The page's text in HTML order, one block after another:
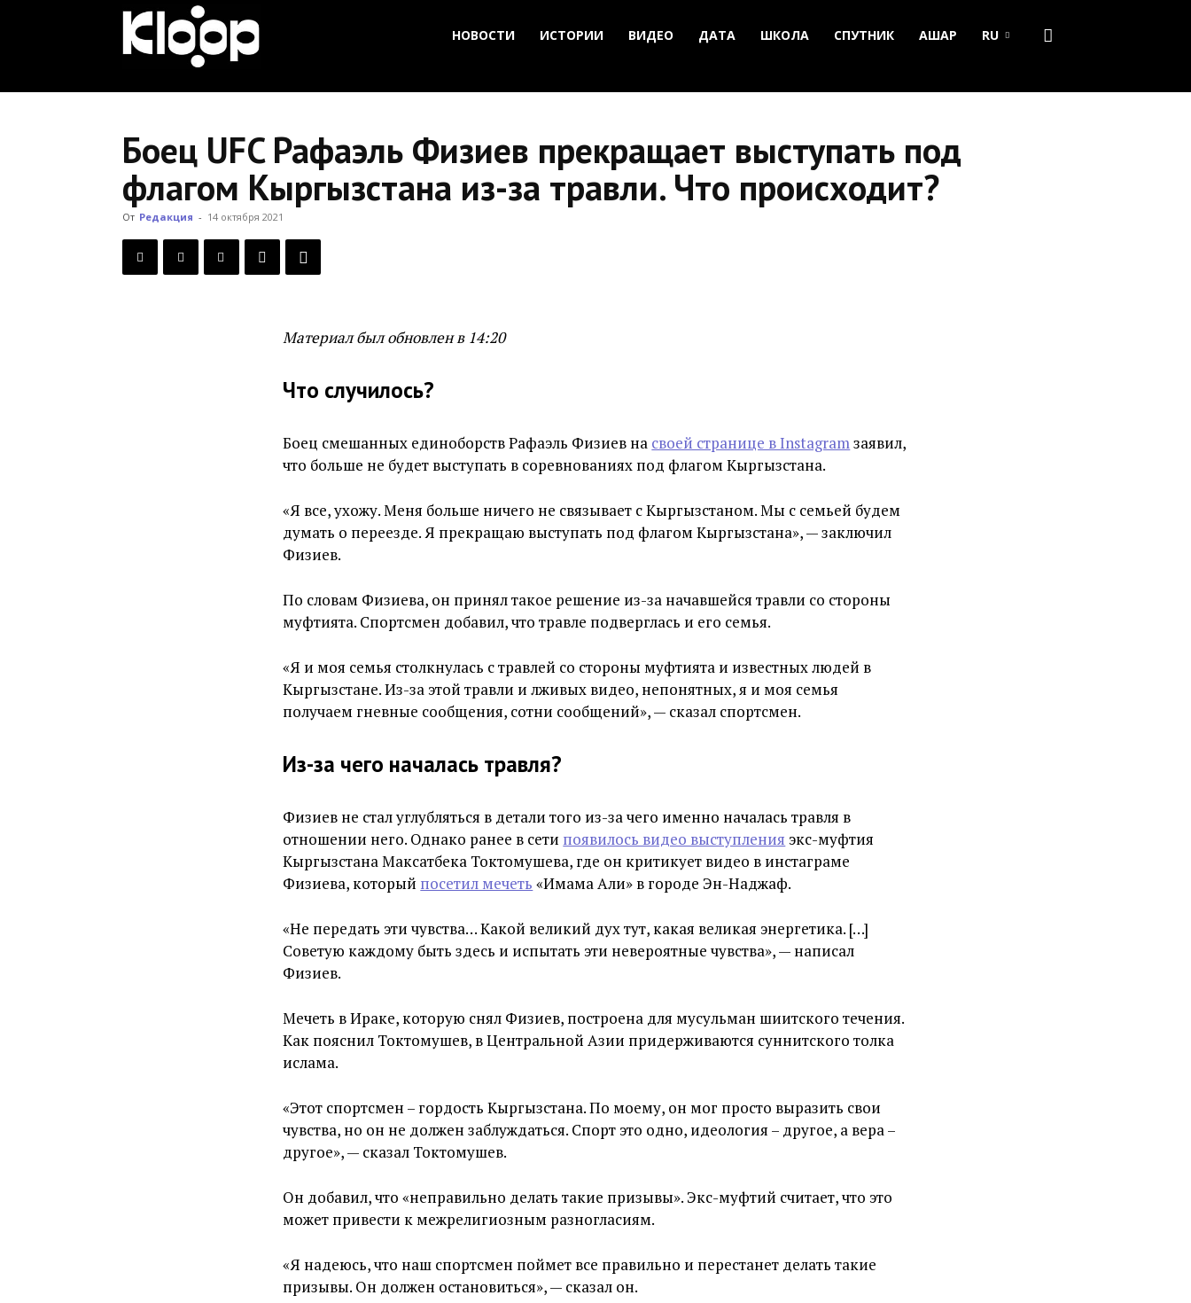
Новости
Кыргызстана
НОВОСТИ ИСТОРИИ ВИДЕО ДАТА ШКОЛА СПУТНИК АШАР RU
Боец UFC Рафаэль Физиев прекращает выступать под
флагом Кыргызстана из-за травли. Что происходит?
От Редакция - 14 октября 2021
Материал был обновлен в 14:20
Что случилось?
Боец смешанных единоборств Рафаэль Физиев на своей странице в Instagramзаявил,
что больше не будет выступать в соревнованиях под флагом Кыргызстана.
«Я все, ухожу. Меня больше ничего не связывает с Кыргызстаном. Мы с семьей будем
думать о переезде. Я прекращаю выступать под флагом Кыргызстана», — заключил
Физиев.
По словам Физиева, он принял такое решение из-за начавшейся травли со стороны
муфтията. Спортсмен добавил, что травле подверглась и его семья.
«Я и моя семья столкнулась с травлей со стороны муфтията и известных людей в
Кыргызстане. Из-за этой травли и лживых видео, непонятных, я и моя семья
получаем гневные сообщения, сотни сообщений», — сказал спортсмен.
Из-за чего началась травля?
Физиев не стал углубляться в детали того из-за чего именно началась травля в
отношении него. Однако ранее в сети появилось видео выступления экс-муфтия
Кыргызстана Максатбека Токтомушева, где он критикует видео в инстаграме
Физиева, который посетил мечеть «Имама Али» в городе Эн-Наджаф.
«Не передать эти чувства… Какой великий дух тут, какая великая энергетика. […]
Советую каждому быть здесь и испытать эти невероятные чувства», — написал
Физиев.
Мечеть в Ираке, которую снял Физиев, построена для мусульман шиитского течения.
Как пояснил Токтомушев, в Центральной Азии придерживаются суннитского толка
ислама.
«Этот спортсмен – гордость Кыргызстана. По моему, он мог просто выразить свои
чувства, но он не должен заблуждаться. Спорт это одно, идеология – другое, а вера –
другое», — сказал Токтомушев.
Он добавил, что «неправильно делать такие призывы». Экс-муфтий считает, что это
может привести к межрелигиозным разногласиям.
«Я надеюсь, что наш спортсмен поймет все правильно и перестанет делать такие
призывы. Он должен остановиться», — сказал он.